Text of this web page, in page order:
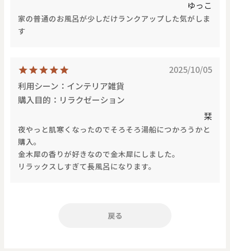
ゆっこ
家の普通のお風呂が少しだけランクアップした気がしま
す
2025/10/05
利用シーン：インテリア雑貨
購入目的：リラクゼーション
栞
夜やっと肌寒くなったのでそろそろ湯船につかろうかと
購入。
金木犀の香りが好きなので金木犀にしました。
リラックスしすぎて長風呂になります。
戻る